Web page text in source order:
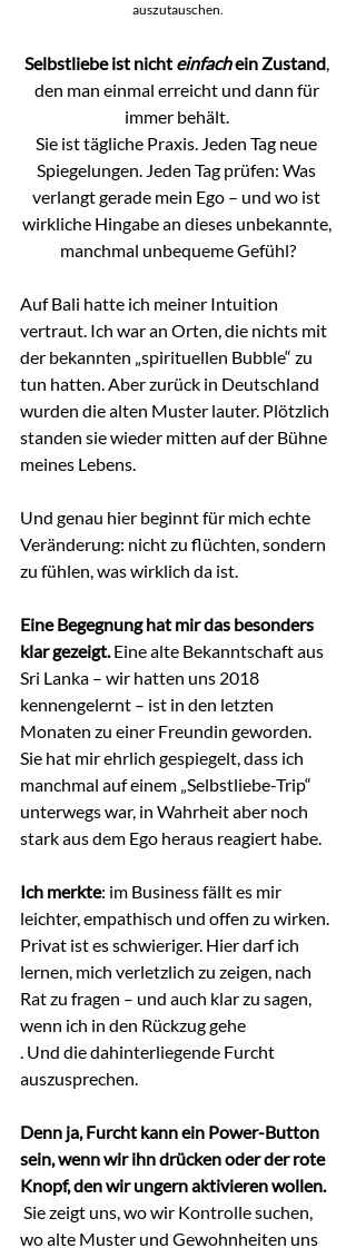
auszutauschen.
Selbstliebe ist nicht einfach ein Zustand,
den man einmal erreicht und dann für
immer behält.
Sie ist tägliche Praxis. Jeden Tag neue
Spiegelungen. Jeden Tag prüfen: Was
verlangt gerade mein Ego – und wo ist
wirkliche Hingabe an dieses unbekannte,
manchmal unbequeme Gefühl?
Auf Bali hatte ich meiner Intuition
vertraut. Ich war an Orten, die nichts mit
der bekannten „spirituellen Bubble“ zu
tun hatten. Aber zurück in Deutschland
wurden die alten Muster lauter. Plötzlich
standen sie wieder mitten auf der Bühne
meines Lebens.
Und genau hier beginnt für mich echte
Veränderung: nicht zu flüchten, sondern
zu fühlen, was wirklich da ist.
Eine Begegnung hat mir das besonders
klar gezeigt. Eine alte Bekanntschaft aus
Sri Lanka – wir hatten uns 2018
kennengelernt – ist in den letzten
Monaten zu einer Freundin geworden.
Sie hat mir ehrlich gespiegelt, dass ich
manchmal auf einem „Selbstliebe-Trip“
unterwegs war, in Wahrheit aber noch
stark aus dem Ego heraus reagiert habe.
Ich merkte: im Business fällt es mir
leichter, empathisch und offen zu wirken.
Privat ist es schwieriger. Hier darf ich
lernen, mich verletzlich zu zeigen, nach
Rat zu fragen – und auch klar zu sagen,
wenn ich in den Rückzug gehe
. Und die dahinterliegende Furcht
auszusprechen.
Denn ja, Furcht kann ein Power-Button
sein, wenn wir ihn drücken oder der rote
Knopf, den wir ungern aktivieren wollen.
wo alte Muster und Gewohnheiten uns